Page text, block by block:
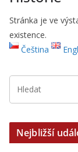
Stránka je ve
existence.
Čeština
Nejbližší